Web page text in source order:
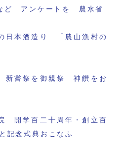
ど アンケートを 農水省
日本酒造り 「農山漁村の
新嘗祭を御親祭 神饌をお
開学百二十周年・創立百
記念式典おこなふ